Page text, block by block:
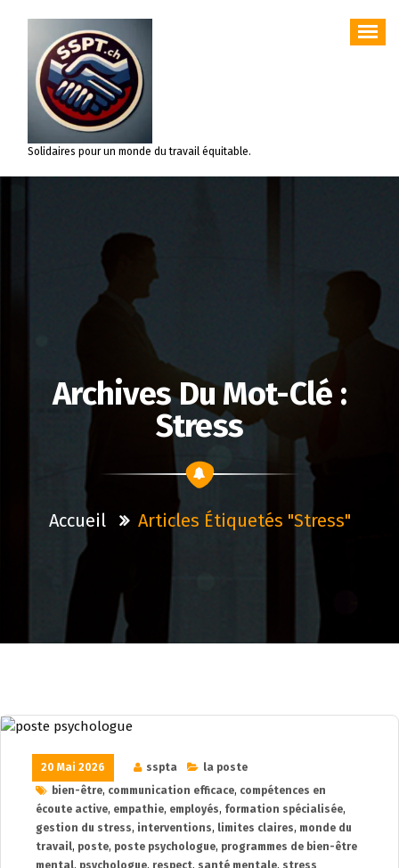
contenu
Solidaires pour un monde du travail équitable.
Archives Du Mot-Clé :
Stress
Accueil Articles Étiquetés "stress"
20 Mai 2026 sspta
la poste
bien-être, communication efficace, compétences en
écoute active, empathie, employés, formation spécialisée,
gestion du stress, interventions, limites claires, monde du
travail, poste, poste psychologue, programmes de bien-être
mental, psychologue, respect, santé mentale, stress